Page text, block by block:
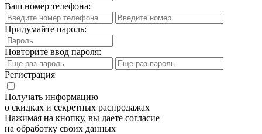
Ваш номер телефона:
Придумайте пароль:
Повторите ввод пароля:
Регистрация
Получать информацию
о скидках и секретных распродажах
Нажимая на кнопку, вы даете согласие
на обработку своих данных